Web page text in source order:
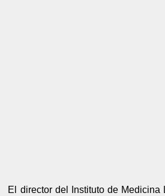
El director del Instituto de Medicina